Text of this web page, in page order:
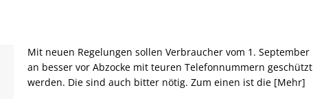
Mit neuen Regelungen sollen Verbraucher vom 1. September
an besser vor Abzocke mit teuren Telefonnummern geschützt
werden. Die sind auch bitter nötig. Zum einen ist die [Mehr]